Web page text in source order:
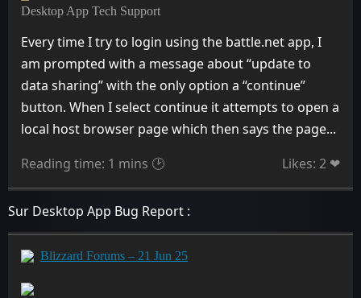
Desktop App Tech Support
Every time I try to login using the battle.net app, I
am prompted with a message about “update to
data sharing” with the only option a “continue”
button. When I select continue it attempts to open a
local host browser page which then says the page...
Reading time: 1 mins 🕑
Likes: 2 ❤
Sur Desktop App Bug Report :
Blizzard Forums – 21 Jun 25